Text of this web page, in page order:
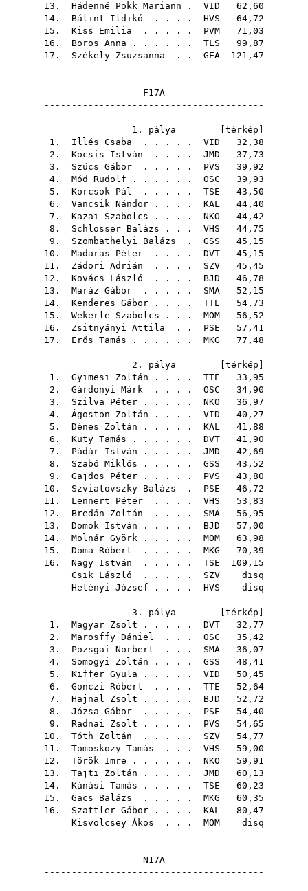
13. Hádenné Pokk Mariann . VID 62,60
14. Bálint Ildikó . . . . HVS 64,72
15. Kiss Emilia . . . . . PVM 71,03
16. Boros Anna . . . . . . TLS 99,87
17. Székely Zsuzsanna . . GEA 121,47
F17A
----------------------------------------
1. pálya [ térkép
1. Illés Csaba . . . . . VID 32,38
2. Kocsis István . . . . JMD 37,73
3. Szűcs Gábor . . . . . PVS 39,92
4. Mód Rudolf . . . . . . OSC 39,93
5. Korcsok Pál . . . . . TSE 43,50
6. Vancsik Nándor . . . . KAL 44,40
7. Kazai Szabolcs . . . . NKO 44,42
8. Schlosser Balázs . . . VHS 44,75
9. Szombathelyi Balázs . GSS 45,15
10. Madaras Péter . . . . DVT 45,15
11. Zádori Adrián . . . . SZV 45,45
12. Kovács László . . . . BJD 46,78
13. Maráz Gábor . . . . . SMA 52,15
14. Kenderes Gábor . . . . TTE 54,73
15. Wekerle Szabolcs . . . MOM 56,52
16. Zsitnyányi Attila . . PSE 57,41
17. Erős Tamás . . . . . . MKG 77,48
2. pálya [ térkép
1. Gyimesi Zoltán . . . . TTE 33,95
2. Gárdonyi Márk . . . . OSC 34,90
3. Szilva Péter . . . . . NKO 36,97
4. Ágoston Zoltán . . . . VID 40,27
5. Dénes Zoltán . . . . . KAL 41,88
6. Kuty Tamás . . . . . . DVT 41,90
7. Pádár István . . . . . JMD 42,69
8. Szabó Miklós . . . . . GSS 43,52
9. Gajdos Péter . . . . . PVS 43,80
10. Szviatovszky Balázs . PSE 46,72
11. Lennert Péter . . . . VHS 53,83
12. Bredán Zoltán . . . . SMA 56,95
13. Dömök István . . . . . BJD 57,00
14. Molnár Györk . . . . . MOM 63,98
15. Doma Róbert . . . . . MKG 70,39
16. Nagy István . . . . . TSE 109,15
Csik László . . . . . SZV disq
Hetényi József . . . . HVS disq
3. pálya [ térkép
1. Magyar Zsolt . . . . . DVT 32,77
2. Marosffy Dániel . . . OSC 35,42
3. Pozsgai Norbert . . . SMA 36,07
4. Somogyi Zoltán . . . . GSS 48,41
5. Kiffer Gyula . . . . . VID 50,45
6. Gönczi Róbert . . . . TTE 52,64
7. Hajnal Zsolt . . . . . BJD 52,72
8. Józsa Gábor . . . . . PSE 54,40
9. Radnai Zsolt . . . . . PVS 54,65
10. Tóth Zoltán . . . . . SZV 54,77
11. Tömösközy Tamás . . . VHS 59,00
12. Török Imre . . . . . . NKO 59,91
13. Tajti Zoltán . . . . . JMD 60,13
14. Kánási Tamás . . . . . TSE 60,23
15. Gacs Balázs . . . . . MKG 60,35
16. Szattler Gábor . . . . KAL 80,47
Kisvölcsey Ákos . . . MOM disq
N17A
----------------------------------------